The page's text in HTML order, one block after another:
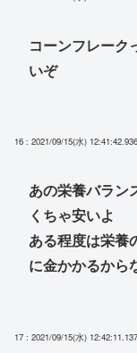
コーンフレーク
いぞ
16 : 2021/09/15(水) 12:41:42.936
あの栄養バラン
くちゃ安いよ
ある程度は栄養
に金かかるから
17 : 2021/09/15(水) 12:42:11.137